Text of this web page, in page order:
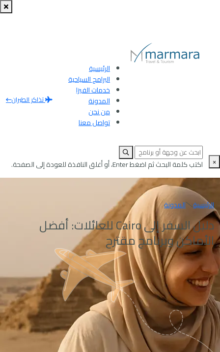
الرئيسية
البرامج السياحية
خدمات الفيزا
المدونة
من نحن
تواصل معنا
تذاكر الطيران
× اكتب كلمة البحث ثم اضغط Enter، أو أغلق النافذة للعودة إلى الصفحة.
الرئيسية المدونة
دليل السفر إلى Cairo للعائلات: أفضل
الأماكن وبرنامج مقترح